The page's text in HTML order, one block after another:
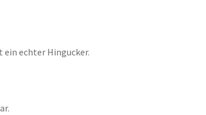
ein echter Hingucker.